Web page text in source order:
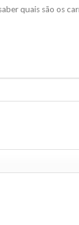
quais são os